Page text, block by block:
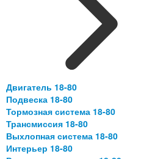
Двигатель 18-80
Подвеска 18-80
Тормозная система 18-80
Трансмиссия 18-80
Выхлопная система 18-80
Интерьер 18-80